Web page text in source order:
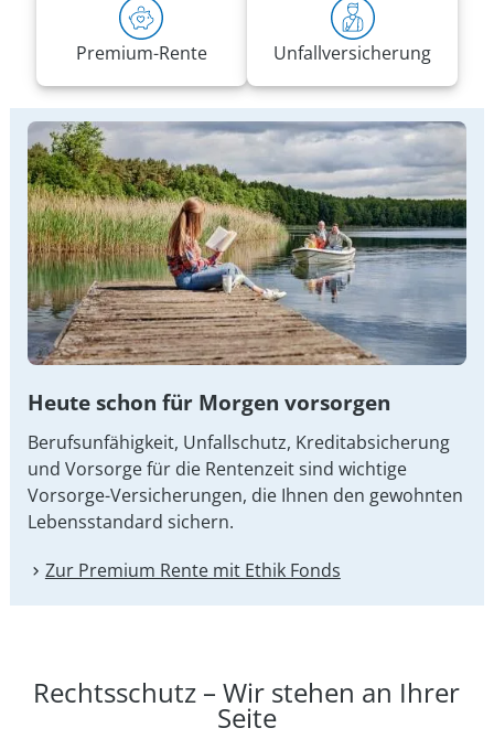
Premium-Rente Unfall­versicherung
Heute schon für Morgen vorsorgen
Berufsunfähigkeit, Unfallschutz, Kreditabsicherung
und Vorsorge für die Rentenzeit sind wichtige
Vorsorge-Versicherungen, die Ihnen den gewohnten
Lebensstandard sichern.
Zur Premium Rente mit Ethik Fonds
Rechtsschutz – Wir stehen an Ihrer
Seite